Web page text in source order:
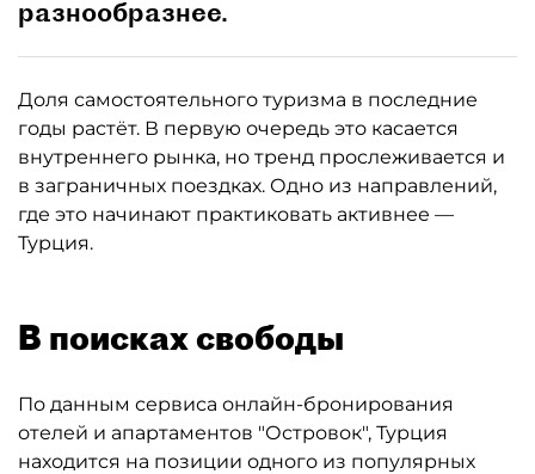
разнообразнее.
Доля самостоятельного туризма в последние
годы растёт. В первую очередь это касается
внутреннего рынка, но тренд прослеживается и
в заграничных поездках. Одно из направлений,
где это начинают практиковать активнее —
Турция.
В поисках свободы
По данным сервиса онлайн-бронирования
отелей и апартаментов "Островок", Турция
находится на позиции одного из популярных